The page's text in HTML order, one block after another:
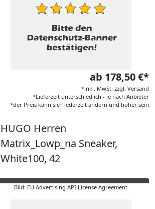
ab 178,50 €*
*inkl. MwSt. zzgl. Versand
*Lieferzeit unterschiedlich - je nach Anbieter
*der Preis kann sich jederzeit ändern und höher sein
HUGO Herren
Matrix_Lowp_na Sneaker,
White100, 42
Bild: EU Advertising API License Agreement